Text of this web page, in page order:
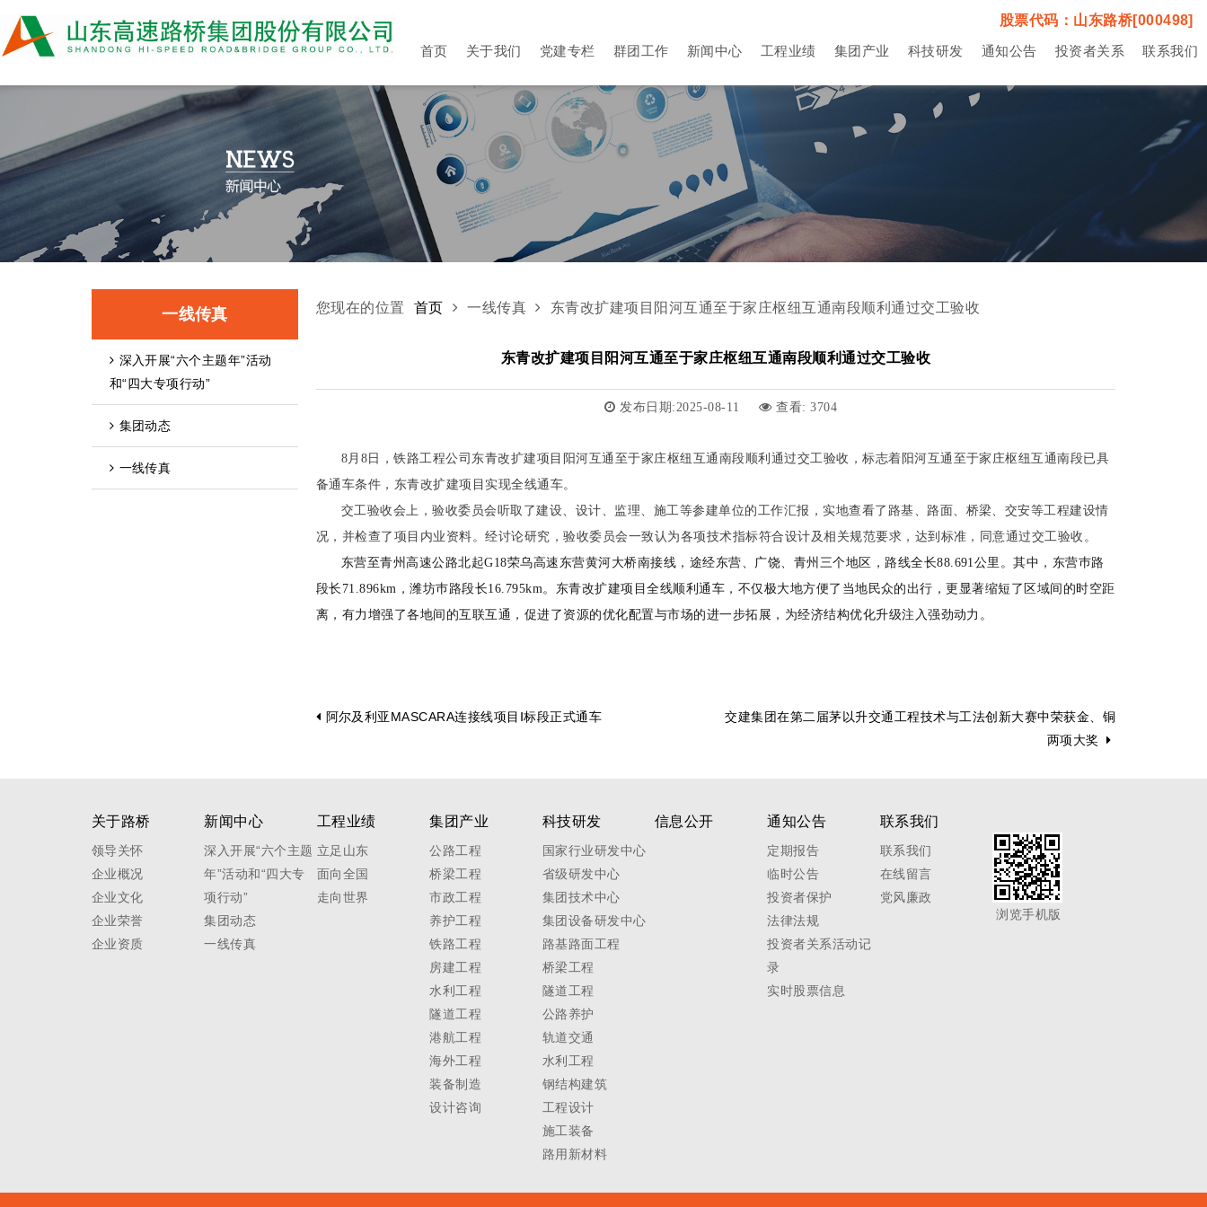
股票代码：山东路桥[000498]
首页
关于我们
领导关怀
企业概况
企业文化
企业荣誉
党建专栏 群团工作
职工之家
劳动榜样
新闻中心
深入开展“六个
主题年”活动
和“四大专项行
集团动态
一线传真
工程业绩
立足山东
走向世界
集团产业
公路工程
桥梁工程
铁路工程
水利工程
隧道工程
装备制造
科技研发
国家行业研
发中心
集团设备研
隧道工程
钢结构建筑
施工装备
路用新材料
通知公告
通知公告
投资者关系 联系我们
在线留言
一线传真
深入开展“六个主题年”活动
和“四大专项行动”
集团动态
一线传真
您现在的位置 首页 一线传真 东青改扩建项目阳河互通至于家庄枢纽互通南段顺利通过交工验收
东青改扩建项目阳河互通至于家庄枢纽互通南段顺利通过交工验收
发布日期:2025-08-11 查看:3704
8月8日，铁路工程公司东青改扩建项目阳河互通至于家庄枢纽互通南段顺利通过交工验收，标志着阳河互通至于家庄枢纽互通南段已具
备通车条件，东青改扩建项目实现全线通车。
交工验收会上，验收委员会听取了建设、设计、监理、施工等参建单位的工作汇报，实地查看了路基、路面、桥梁、交安等工程建设情
况，并检查了项目内业资料。经讨论研究，验收委员会一致认为各项技术指标符合设计及相关规范要求，达到标准，同意通过交工验收。
东营至青州高速公路北起G18荣乌高速东营黄河大桥南接线，途经东营、广饶、青州三个地区，路线全长88.691公里。其中，东营巿路
段长71.896km，潍坊巿路段长16.795km。 东青改扩建项目全线顺利通车，不仅极大地方便了当地民众的出行，更显著缩短了区域间的时空距
离，有力增强了各地间的互联互通，促进了资源的优化配置与市场的进一步拓展，为经济结构优化升级注入强劲动力。
阿尔及利亚MASCARA连接线项目Ⅰ标段正式通车
交建集团在第二届茅以升交通工程技术与工法创新大赛中荣获金、铜
两项大奖
关于路桥
领导关怀
企业概况
企业文化
企业荣誉
企业资质
新闻中心
深入开展“六个主题
年”活动和“四大专
项行动”
集团动态
一线传真
工程业绩
立足山东
面向全国
走向世界
集团产业
公路工程
桥梁工程
市政工程
养护工程
铁路工程
房建工程
水利工程
隧道工程
港航工程
海外工程
装备制造
设计咨询
科技研发
国家行业研发中心
省级研发中心
集团技术中心
集团设备研发中心
路基路面工程
桥梁工程
隧道工程
公路养护
轨道交通
水利工程
钢结构建筑
工程设计
施工装备
路用新材料
信息公开 通知公告
定期报告
临时公告
投资者保护
法律法规
投资者关系活动记
录
实时股票信息
联系我们
联系我们
在线留言
党风廉政
浏览手机版